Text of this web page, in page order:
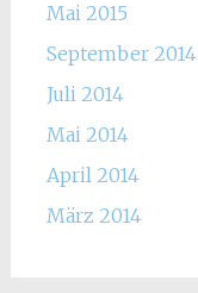
Mai 2015
September 2014
Juli 2014
Mai 2014
April 2014
März 2014